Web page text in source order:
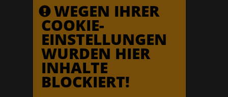
WEGEN IHRER
COOKIE-
EINSTELLUNGEN
WURDEN HIER
INHALTE
BLOCKIERT!